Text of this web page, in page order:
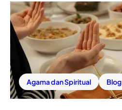
Agama dan Spiritual Blog